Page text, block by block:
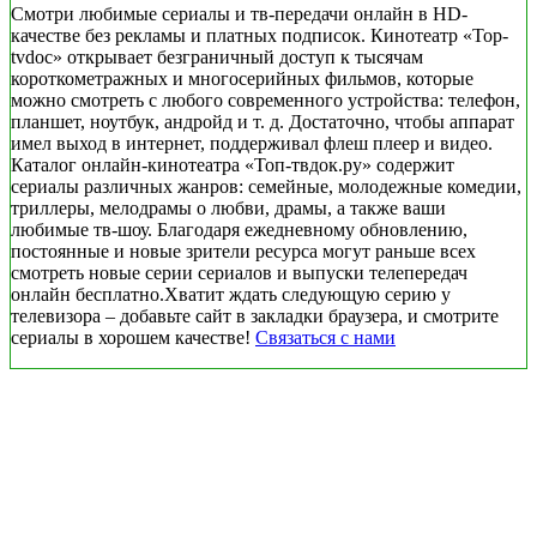
Смотри любимые сериалы и тв-передачи онлайн в HD-
качестве без рекламы и платных подписок. Кинотеатр «Top-
tvdoc» открывает безграничный доступ к тысячам
короткометражных и многосерийных фильмов, которые
можно смотреть с любого современного устройства: телефон,
планшет, ноутбук, андройд и т. д. Достаточно, чтобы аппарат
имел выход в интернет, поддерживал флеш плеер и видео.
Каталог онлайн-кинотеатра «Топ-твдок.ру» содержит
сериалы различных жанров: семейные, молодежные комедии,
триллеры, мелодрамы о любви, драмы, а также ваши
любимые тв-шоу. Благодаря ежедневному обновлению,
постоянные и новые зрители ресурса могут раньше всех
смотреть новые серии сериалов и выпуски телепередач
онлайн бесплатно.Хватит ждать следующую серию у
телевизора – добавьте сайт в закладки браузера, и смотрите
сериалы в хорошем качестве! Связаться с нами